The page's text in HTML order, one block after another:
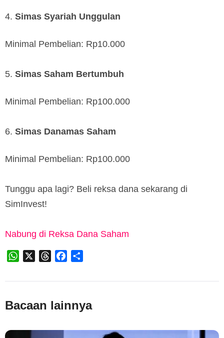
Simas Syariah Unggulan
Minimal Pembelian: Rp10.000
Simas Saham Bertumbuh
Minimal Pembelian: Rp100.000
Simas Danamas Saham
Minimal Pembelian: Rp100.000
Tunggu apa lagi? Beli reksa dana sekarang di
SimInvest!
Nabung di Reksa Dana Saham
WhatsApp ThreadsFacebook
Bacaan lainnya